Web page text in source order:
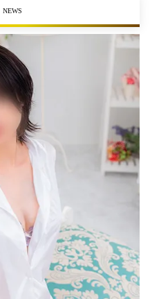
NEWS